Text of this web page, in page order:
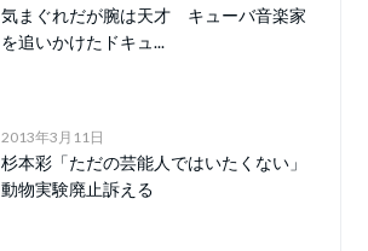
気まぐれだが腕は天才 キューバ音楽家
を追いかけたドキュ...
2013年3月11日
杉本彩「ただの芸能人ではいたくない」
動物実験廃止訴える